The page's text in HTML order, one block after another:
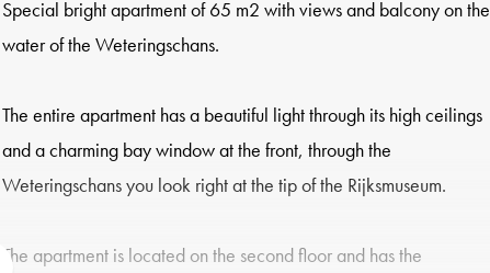
Special bright apartment of 65 m2 with views and balcony on the
water of the Weteringschans.
The entire apartment has a beautiful light through its high ceilings
and a charming bay window at the front, through the
Weteringschans you look right at the tip of the Rijksmuseum.
The apartment is located on the second floor and has the